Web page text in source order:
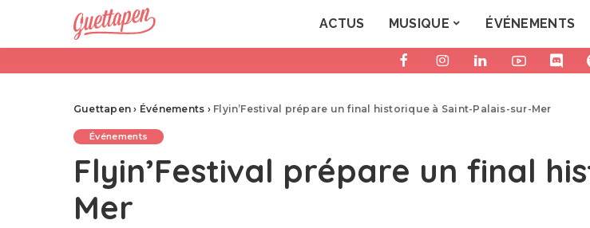
ACTUS MUSIQUE ÉVÉNEMENTS
Guettapen › Événements › Flyin’Festival prépare un final historique à Saint-Palais-sur-Mer
Événements
Flyin’Festival prépare un final
Mer